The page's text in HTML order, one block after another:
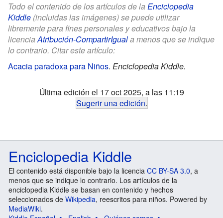
Todo el contenido de los artículos de la Enciclopedia
Kiddle (incluidas las imágenes) se puede utilizar
libremente para fines personales y educativos bajo la
licenciaAtribución-CompartirIguala menos que se indique
lo contrario. Citar este artículo:
Acacia paradoxa para Niños. Enciclopedia Kiddle.
Última edición el 17 oct 2025, a las 11:19
Sugerir una edición.
Enciclopedia Kiddle
El contenido está disponible bajo la licencia CC BY-SA 3.0, a
menos que se indique lo contrario. Los artículos de la
enciclopedia Kiddle se basan en contenido y hechos
seleccionados de Wikipedia, reescritos para niños. Powered by
MediaWiki.